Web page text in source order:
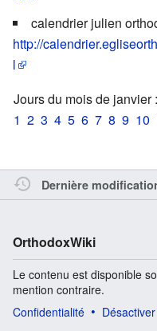
calendrier julien
http://
l
Jours du mois de janvier :
1 2 3 4 5 6 7 8 9 10
Dernière
OrthodoxWiki
Le contenu est disponible
mention contraire.
Confidentialité